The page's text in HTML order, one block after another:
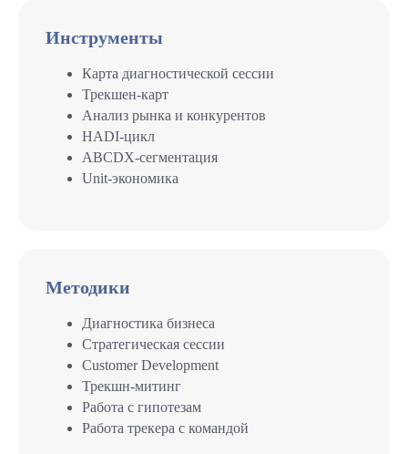
Инструменты
Карта диагностической сессии
Трекшен-карт
Анализ рынка и конкурентов
HADI-цикл
ABCDX-сегментация
Unit-экономика
Методики
Диагностика бизнеса
Стратегическая сессии
Customer Development
Трекшн-митинг
Работа с гипотезам
Работа трекера с командой